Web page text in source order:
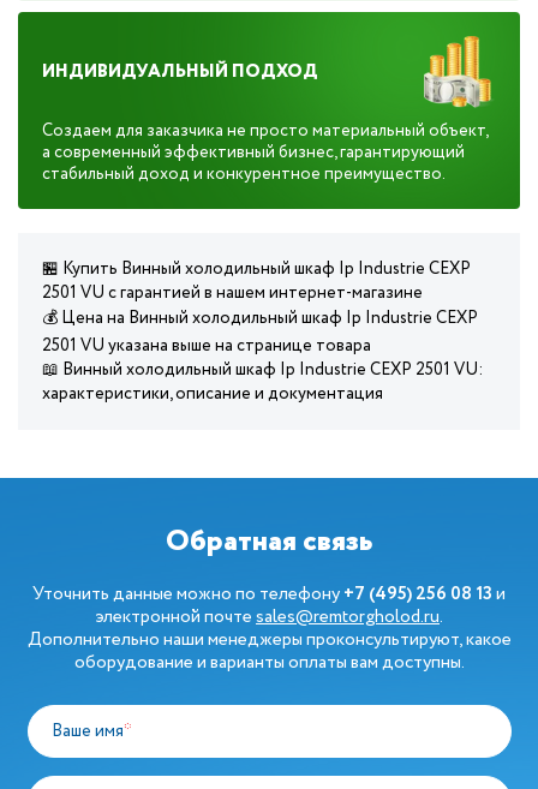
ИНДИВИДУАЛЬНЫЙ ПОДХОД
Создаем для заказчика не просто материальный объект,
а современный эффективный бизнес, гарантирующий
стабильный доход и конкурентное преимущество.
🏪 Купить Винный холодильный шкаф Ip Industrie CEXP
2501 VU с гарантией в нашем интернет-магазине
💰 Цена на Винный холодильный шкаф Ip Industrie CEXP
2501 VU указана выше на странице товара
📖 Винный холодильный шкаф Ip Industrie CEXP 2501 VU:
характеристики, описание и документация
Обратная связь
Уточнить данные можно по телефону+7 (495) 256 08 13и
электронной почтеsales@remtorgholod.ru.
Дополнительно наши менеджеры проконсультируют, какое
оборудование и варианты оплаты вам доступны.
Ваше имя*